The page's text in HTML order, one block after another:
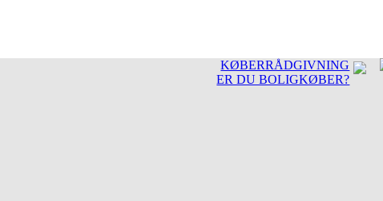
KØBERRÅDGIVNING
ER DU BOLIGKØBER?